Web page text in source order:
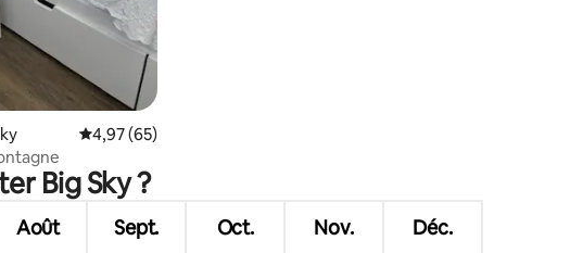
Évaluation moyenne sur la base de 65 commentaires : 4,97 sur 5
4,97 (65)
Big Sky ?
Août Sept. Oct. Nov. Déc.